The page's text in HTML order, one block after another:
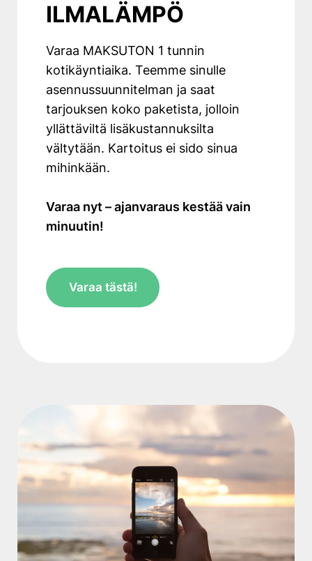
ILMALÄMPÖ
Varaa MAKSUTON 1 tunnin
kotikäyntiaika. Teemme sinulle
asennussuunnitelman ja saat
tarjouksen koko paketista, jolloin
yllättäviltä lisäkustannuksilta
vältytään. Kartoitus ei sido sinua
mihinkään.
Varaa nyt – ajanvaraus kestää vain
minuutin!
Varaa tästä!